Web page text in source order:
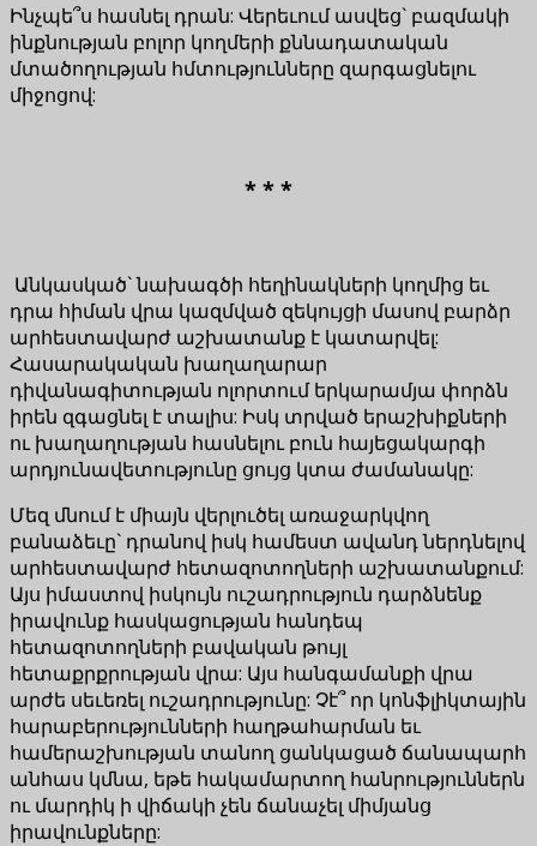
Ինչպե՞ս հասնել դրան: Վերեւում ասվեց` բազմակի
ինքնության բոլոր կողմերի քննադատական
մտածողության հմտությունները զարգացնելու
միջոցով:
* * *
Անկասկած` նախագծի հեղինակների կողմից եւ
դրա հիման վրա կազմված զեկույցի մասով բարձր
արհեստավարժ աշխատանք է կատարվել:
Հասարակական խաղաղարար
դիվանագիտության ոլորտում երկարամյա փորձն
իրեն զգացնել է տալիս: Իսկ տրված երաշխիքների
ու խաղաղության հասնելու բուն հայեցակարգի
արդյունավետությունը ցույց կտա ժամանակը:
Մեզ մնում է միայն վերլուծել առաջարկվող
բանաձեւը` դրանով իսկ համեստ ավանդ ներդնելով
արհեստավարժ հետազոտողների աշխատանքում:
Այս իմաստով իսկույն ուշադրություն դարձնենք
իրավունք հասկացության հանդեպ
հետազոտողների բավական թույլ
հետաքրքրության վրա: Այս հանգամանքի վրա
արժե սեւեռել ուշադրությունը: Չէ՞ որ կոնֆլիկտային
հարաբերությունների հաղթահարման եւ
համերաշխության տանող ցանկացած ճանապարհ
անհաս կմնա, եթե հակամարտող հանրություններն
ու մարդիկ ի վիճակի չեն ճանաչել միմյանց
իրավունքները: